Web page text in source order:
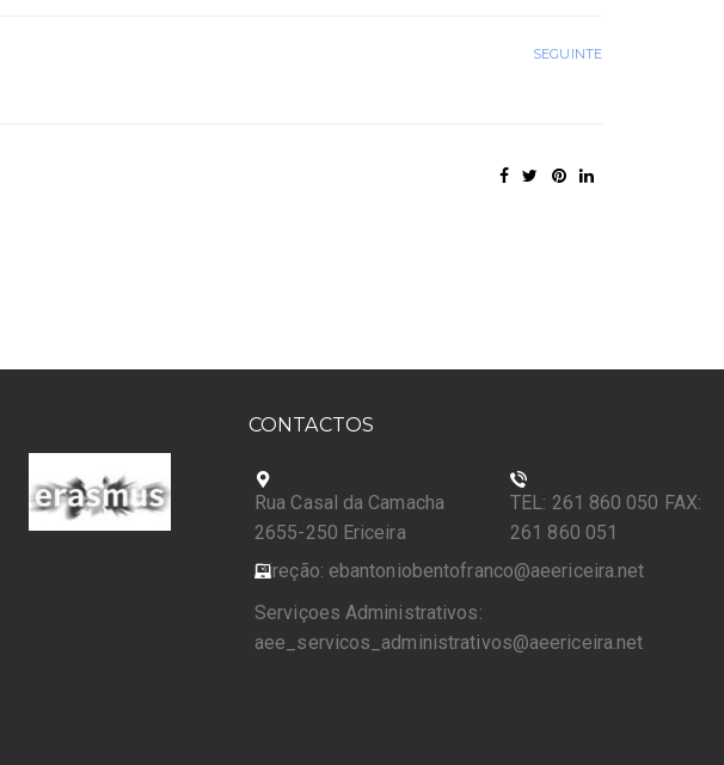
SEGUINTE
CONTACTOS
Rua Casal da Camacha
2655-250 Ericeira
TEL: 261 860 050 FAX:
261 860 051
Direção: ebantoniobentofranco@aeericeira.net
Serviçoes Administrativos:
aee_servicos_administrativos@aeericeira.net